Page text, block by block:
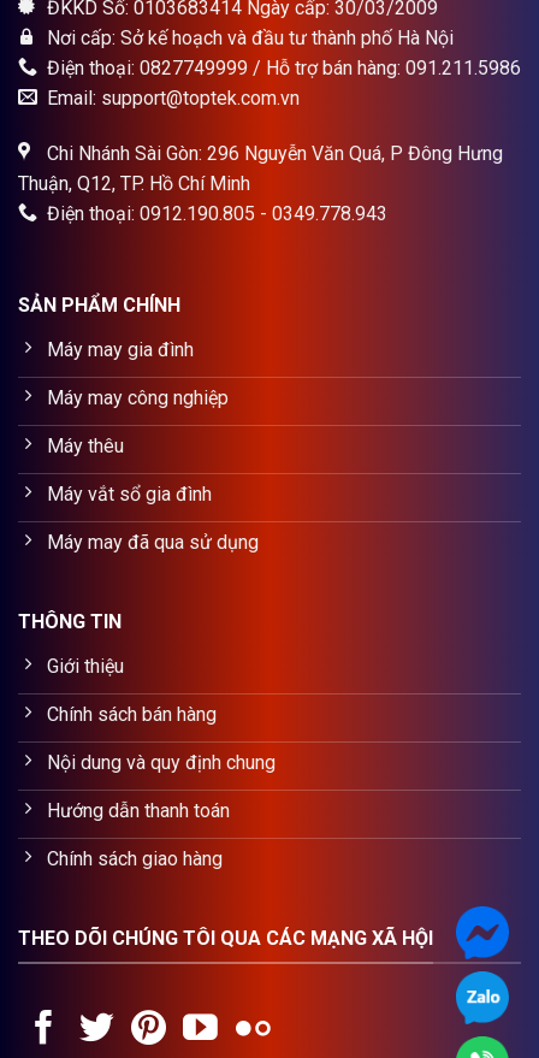
ĐKKD Số: 0103683414 Ngày cấp: 30/03/2009
Nơi cấp: Sở kế hoạch và đầu tư thành phố Hà Nội
Điện thoại: 0827749999 / Hỗ trợ bán hàng: 091.211.5986
Email: support@toptek.com.vn
Chi Nhánh Sài Gòn: 296 Nguyễn Văn Quá, P Đông Hưng
Thuận, Q12, TP. Hồ Chí Minh
Điện thoại: 0912.190.805 - 0349.778.943
SẢN PHẨM CHÍNH
Máy may gia đình
Máy may công nghiệp
Máy thêu
Máy vắt sổ gia đình
Máy may đã qua sử dụng
THÔNG TIN
Giới thiệu
Chính sách bán hàng
Nội dung và quy định chung
Hướng dẫn thanh toán
Chính sách giao hàng
THEO DÕI CHÚNG TÔI QUA CÁC MẠNG XÃ HỘI